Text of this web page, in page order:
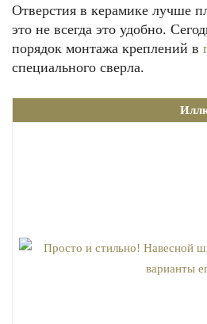
Отверстия в керамике лучше
это не всегда это удобно.
порядок монтажа креплений в
специального сверла.